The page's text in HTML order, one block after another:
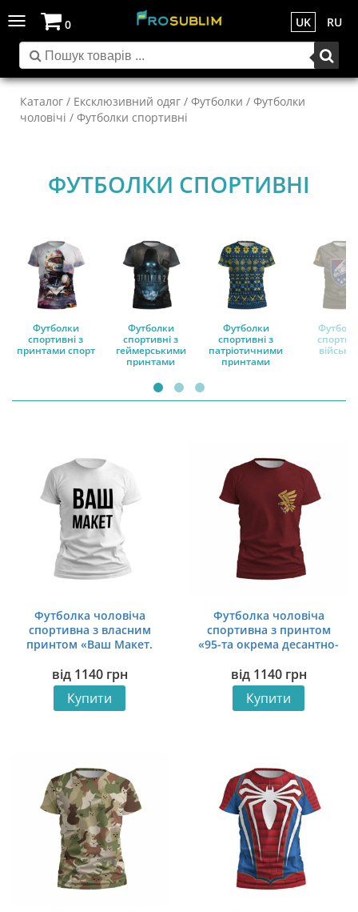
Toggle
navigation
UK RU
0
Каталог / Ексклюзивний одяг / Футболки / Футболки
чоловічі / Футболки спортивні
ФУТБОЛКИ СПОРТИВНІ
Футболки
спортивні з
принтами спорт
Футболки
спортивні з
геймерськими
принтами
Футболки
спортивні з
патріотичними
принтами
Футболка чоловіча
спортивна з власним
принтом «Ваш Макет.
від 1140 грн
Купити
Футболка чоловіча
спортивна з принтом
«95-та окрема десантно-
Крилаті воїни. Winged
warriors»
від 1140 грн
Купити